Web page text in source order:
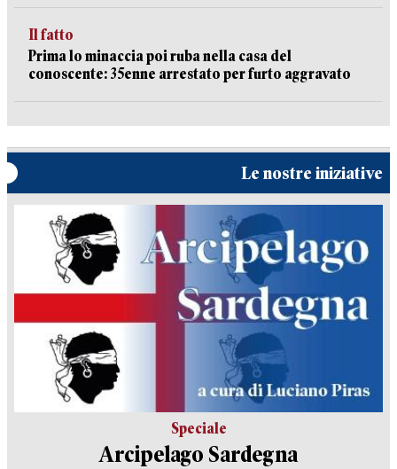
Il fatto
Prima lo minaccia poi ruba nella casa del
conoscente: 35enne arrestato per furto aggravato
Le nostre iniziative
Speciale
Arcipelago Sardegna